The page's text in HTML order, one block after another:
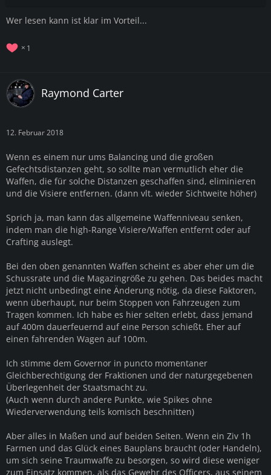
Wer lesen kann ist klar im Vorteil...
1
Raymond Carter
12. Februar 2018
Wenn es einem nur ums Balancing und die großen
Gefechtsdistanzen geht, so sollte man vermutlich eher die
Waffen, die für solche Distanzen geschaffen sind, eliminieren
und die Visiere entfernen. (dann vlt. wieder Sichtweite höher)
Sprich ja, man kann das allgemeine Waffenniveau senken,
indem man die high-Range Visiere/Waffen entfernt oder auf
Crafting auslegt.
Bei den oben genannten Waffen scheint es aber eher um die
Schussrate und die Magazingröße zu gehen. Das beides macht
jetzt nicht unbedingt eine Änderung nötig, da diese Faktoren,
wenn überhaupt, nur beim Stoppen von Fahrzeugen zum
Tragen kommen. Ich habe es hier selten erlebt, dass jemand
auf 400m dauerfeuernd auf eine Person schießt. Eher auf
einen fahrenden Wagen auf 100m.
Ich stimme dem Governor in puncto momentaner
Gleichberechtigung der Fraktionen und der naturgegebenen
Überlegenheit der Staatsmacht zu.
(Auch wenn durch andere Punkte, wie Spikes ohne
Wiederverwendung teils komisch beschnitten)
Aber alles in Maßen und auf beiden Seiten. Wenn ein Ziv 1h
Farmen und das Glück eines Bauplans braucht (oder Handeln),
um sich seine Traumwaffe zu besorgen, so wird diese weniger
zum Einsatz kommen, als das Gewehr des Officers, aus seinem